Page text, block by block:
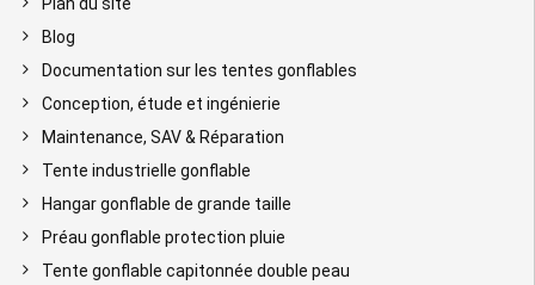
Blog
Documentation sur les tentes gonflables
Conception, étude et ingénierie
Maintenance, SAV & Réparation
Tente industrielle gonflable
Hangar gonflable de grande taille
Préau gonflable protection pluie
Tente gonflable capitonnée double peau